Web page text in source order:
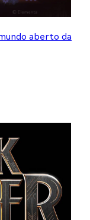
aberto da